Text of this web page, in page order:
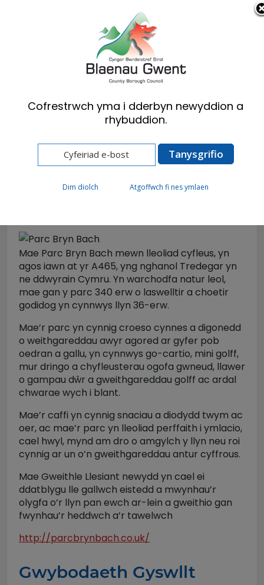
Cymraeg English
Ymwelwyr
Parciau a Chefn Gwlad
Parc Bryn Bach
Mae Parc Bryn Bach mewn lleoliad cyfleus, yn
agos iawn at yr A465, yng nghanol Tredegar yn
ne ddwyrain Cymru. Yn warchodfa natur leol,
mae gan y parc 340 erw o laswelltir a choetir
godidog yn cynnwys llyn 36-erw.
Mae’r parc yn cynnig croeso cynnes a digonedd
o weithgareddau awyr agored ar gyfer pob
oedran a gallu, yn cynnwys go-cartio, mini golff,
mur dringo a chyfleusterau ogofa gwneud, llawer
o gampau dŵr a gweithgareddau golff ac ardal
chwarae wych i blant.
Mae’r caffi yn cynnig snaciau a diodydd twym ac
oer, ac mae’r parc yn lleoliad perffaith i ymlacio,
cael hwyl, mynd am dro o amgylch y llyn neu roi
cynnig ar un o’n gweithgareddau antur cyffrous.
Mae Gweithle Llesiant newydd yn cael ei
ddatblygu lle gallwch eistedd a mwynhau’r
olygfa o’r llyn pan ewch ar-lein a gweithio gan
fwynhau’r heddwch a’r tawelwch
http://parcbrynbach.co.uk/
Gwybodaeth Gyswllt
Cofrestrwch yma i dderbyn newyddion a
rhybuddion.
Dim diolch Atgoffwch fi nes ymlaen